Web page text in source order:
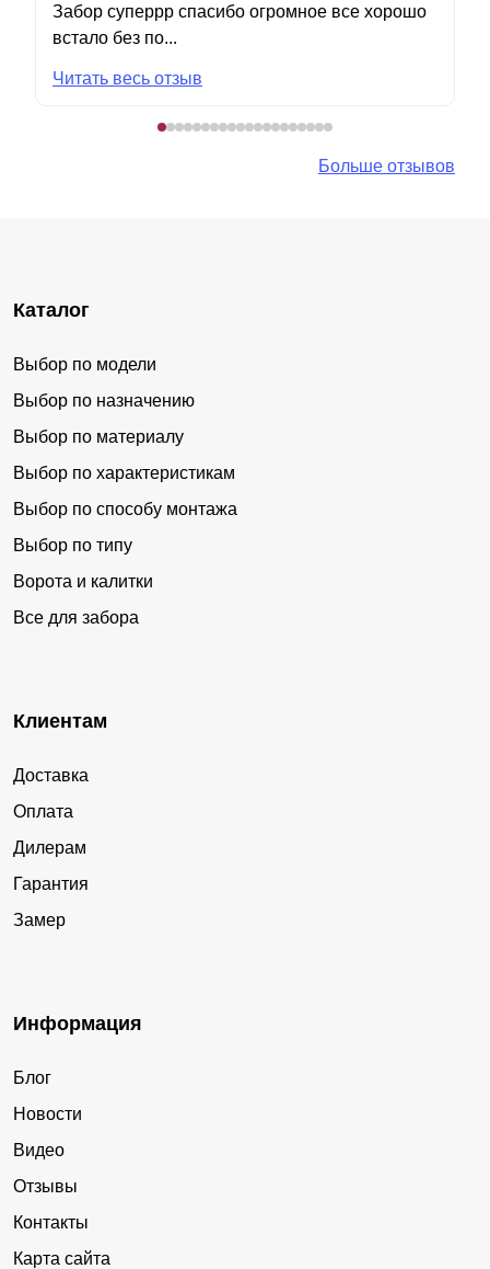
Забор суперрр спасибо огромное все хорошо
встало без по...
Читать весь отзыв
Больше отзывов
Каталог
Выбор по модели
Выбор по назначению
Выбор по материалу
Выбор по характеристикам
Выбор по способу монтажа
Выбор по типу
Ворота и калитки
Все для забора
Клиентам
Доставка
Оплата
Дилерам
Гарантия
Замер
Информация
Блог
Новости
Видео
Отзывы
Контакты
Карта сайта